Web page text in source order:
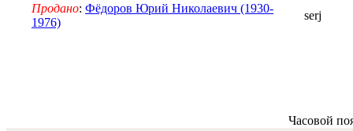
Продано: Фёдоров Юрий Николаевич (1930-
1976)
serj
Часовой